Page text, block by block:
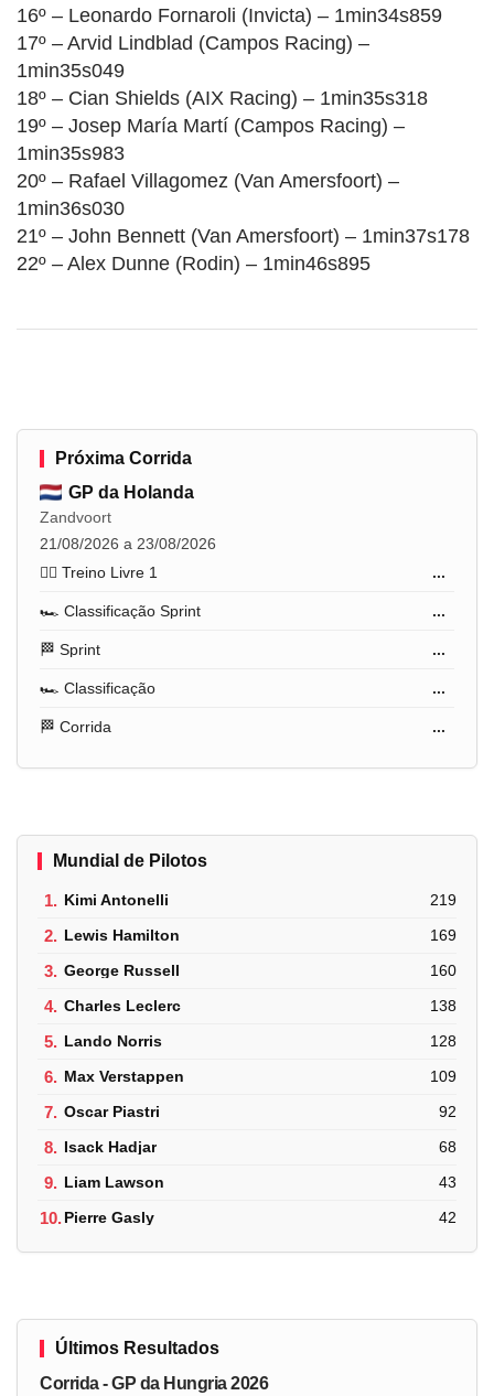
16º – Leonardo Fornaroli (Invicta) – 1min34s859
17º – Arvid Lindblad (Campos Racing) –
1min35s049
18º – Cian Shields (AIX Racing) – 1min35s318
19º – Josep María Martí (Campos Racing) –
1min35s983
20º – Rafael Villagomez (Van Amersfoort) –
1min36s030
21º – John Bennett (Van Amersfoort) – 1min37s178
22º – Alex Dunne (Rodin) – 1min46s895
Próxima Corrida
GP da Holanda
Zandvoort
21/08/2026 a 23/08/2026
🏋️‍♂️ Treino Livre 1
...
🏎️ Classificação Sprint ...
🏁 Sprint ...
🏎️ Classificação ...
🏁 Corrida ...
Mundial de Pilotos
1. Kimi Antonelli 219
2. Lewis Hamilton 169
3. George Russell 160
4. Charles Leclerc 138
5. Lando Norris 128
6. Max Verstappen 109
7. Oscar Piastri 92
8. Isack Hadjar 68
9. Liam Lawson 43
10.Pierre Gasly 42
Últimos Resultados
Corrida - GP da Hungria 2026